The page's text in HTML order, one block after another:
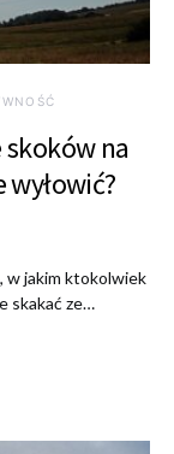
na
w jakim ktokolwiek
skakać ze…